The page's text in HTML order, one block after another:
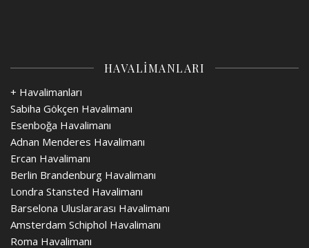
HAVALİMANLARI
+ Havalimanları
Sabiha Gökçen Havalimanı
Esenboğa Havalimanı
Adnan Menderes Havalimanı
Ercan Havalimanı
Berlin Brandenburg Havalimanı
Londra Stansted Havalimanı
Barselona Uluslararası Havalimanı
Amsterdam Schiphol Havalimanı
Roma Havalimanı